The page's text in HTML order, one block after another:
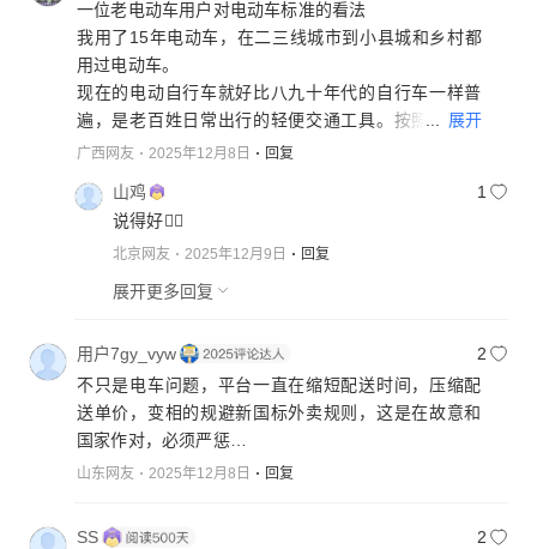
一位老电动车用户对电动车标准的看法
我用了15年电动车，在二三线城市到小县城和乡村都
用过电动车。
现在的电动自行车就好比八九十年代的自行车一样普
遍，是老百姓日常出行的轻便交通工具。按照日常使
用场景和功能，老百姓需要一辆这样的电动自行车：
个小孩，满足夫妻、情侣或1个大人接送2个小学生，
承重140+120=260斤或140+60+60=260斤。同时，
踏板上可以带物品40斤或两个书包。总载重150千克
左右。载人不应分年龄，人有高矮胖瘦，现在十二三
2. 续航。城市上下班通勤来回或乡村赶集约15+15=30
公里，一星期充电两三次，充电频次太密电池不耐
用，很多地方按次收费用车成本高，车不可能时刻满
电，还有爬坡工况，30%~85%电量情况下能续航30至
80公里。
3.车速。根据使用经验，最常用的速度是20～45时
通行效率，太快又危险，最高限速50或55合适，设置
展开
广西网友 2025年12月8日 回复
山鸡
1
说得好👍🏻
北京网友 2025年12月9日 回复
展开更多回复
用户7gy_vyw
2
不只是电车问题，平台一直在缩短配送时间，压缩配
送单价，变相的规避新国标外卖规则，这是在故意和
国家作对，必须严惩…
山东网友 2025年12月8日 回复
SS
2